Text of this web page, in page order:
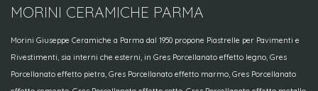
MORINI CERAMICHE PARMA
Morini Giuseppe Ceramiche a Parma dal 1950 propone Piastrelle per Pavimenti e
Rivestimenti, sia interni che esterni, in Gres Porcellanato effetto legno, Gres
Porcellanato effetto pietra, Gres Porcellanato effetto marmo, Gres Porcellanato